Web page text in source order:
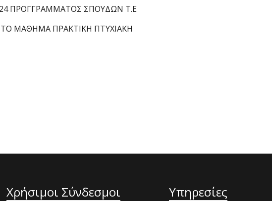
ΠΡΟΓΓΡΑΜΜΑΤΟΣ ΣΠΟΥΔΩΝ Τ.Ε
ΜΑΘΗΜΑ ΠΡΑΚΤΙΚΗ ΠΤΥΧΙΑΚΗ
Χρήσιμοι Σύνδεσμοι Υπηρεσίες